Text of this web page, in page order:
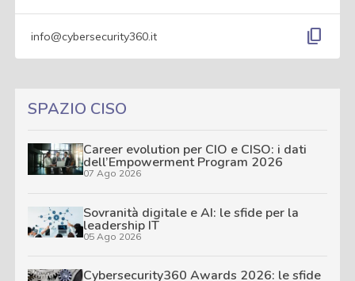
info@cybersecurity360.it content_copy
SPAZIO CISO
Career evolution per CIO e CISO: i dati
dell’Empowerment Program 2026
07 Ago 2026
Sovranità digitale e AI: le sfide per la
leadership IT
05 Ago 2026
Cybersecurity360 Awards 2026: le sfide